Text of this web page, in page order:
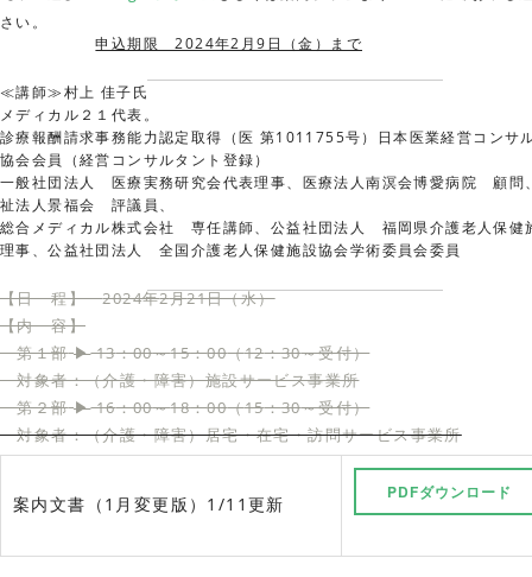
さい。
申込期限 2024年2月9日（金）まで
≪講師≫村上 佳子氏
メディカル２１代表。
診療報酬請求事務能力認定取得（医 第1011755号）日本医業経営コンサ
協会会員（経営コンサルタント登録）
一般社団法人 医療実務研究会代表理事、医療法人南溟会博愛病院 顧問
祉法人景福会 評議員、
総合メディカル株式会社 専任講師、公益社団法人 福岡県介護老人保健
理事、公益社団法人 全国介護老人保健施設協会学術委員会委員
【日 程】2024年2月21日（水）
【内 容】
第１部 ▶13：00～15：00（12：30～受付）
対象者：（介護・障害）施設サービス事業所
第２部 ▶16：00～18：00（15：30～受付）
対象者：（介護・障害）居宅・在宅・訪問サービス事業所
案内文書（1月変更版）1/11更新
PDFダウンロード